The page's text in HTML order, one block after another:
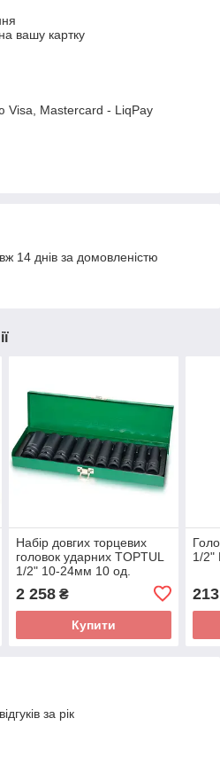
вашу картку
Visa, Mastercard - LiqPay
14 днів за домовленістю
Набір довгих торцевих
головок ударних TOPTUL
1/2" 10-24мм 10 од.
2 258₴
Купити
1/2"
213
за рік